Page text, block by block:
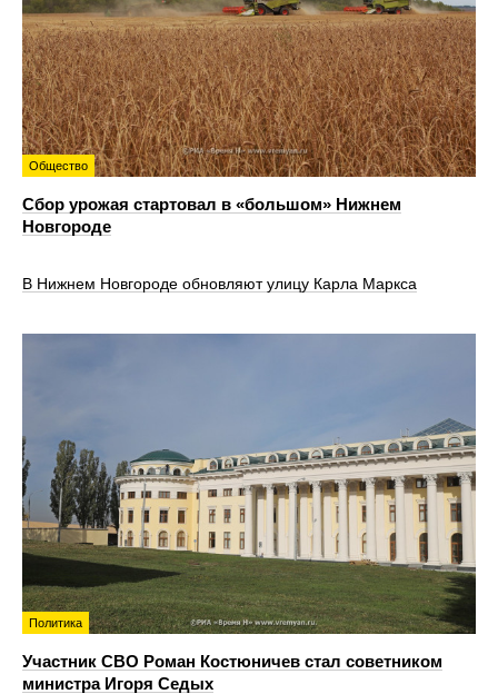
Общество
Сбор урожая стартовал в «большом» Нижнем
Новгороде
В Нижнем Новгороде обновляют улицу Карла Маркса
Политика
Участник СВО Роман Костюничев стал советником
министра Игоря Седых